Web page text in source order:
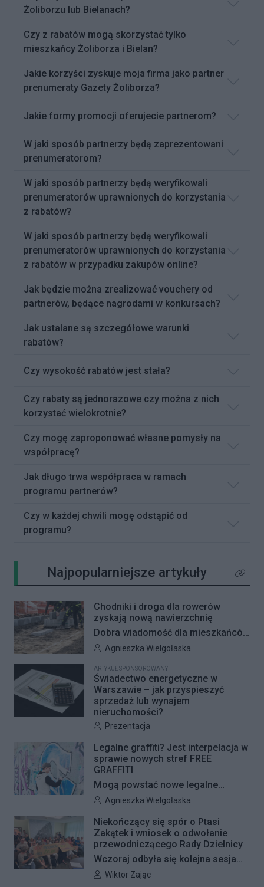
Żoliborzu lub Bielanach?
Czy z rabatów mogą skorzystać tylko
mieszkańcy Żoliborza i Bielan?
Jakie korzyści zyskuje moja firma jako partner
prenumeraty Gazety Żoliborza?
Jakie formy promocji oferujecie partnerom?
W jaki sposób partnerzy będą zaprezentowani
prenumeratorom?
W jaki sposób partnerzy będą weryfikowali
prenumeratorów uprawnionych do korzystania
z rabatów?
W jaki sposób partnerzy będą weryfikowali
prenumeratorów uprawnionych do korzystania
z rabatów w przypadku zakupów online?
Jak będzie można zrealizować vouchery od
partnerów, będące nagrodami w konkursach?
Jak ustalane są szczegółowe warunki
rabatów?
Czy wysokość rabatów jest stała?
Czy rabaty są jednorazowe czy można z nich
korzystać wielokrotnie?
Czy mogę zaproponować własne pomysły na
współpracę?
Jak długo trwa współpraca w ramach
programu partnerów?
Czy w każdej chwili mogę odstąpić od
programu?
Najpopularniejsze artykuły Kliknij
Chodniki i droga dla rowerów
zyskają nową nawierzchnię
Dobra wiadomość dla mieszkańców
Woli i Żoliborza. Zarząd Dróg
remonty infrastruktury dla pieszych
i rowerzystów. Oferty w
przetargach zostały już otwarte, a
jeśli wszystko przebiegnie zgodnie
z planem, nowe nawierzchnie
pojawią się jeszcze w tym roku.
Autor artykułu:
Agnieszka Wielgołaska
ARTYKUŁ SPONSOROWANY
Świadectwo energetyczne w
Warszawie – jak przyspieszyć
sprzedaż lub wynajem
nieruchomości?
Autor artykułu:
Prezentacja
Legalne graffiti? Jest interpelacja w
sprawie nowych stref FREE
GRAFFITI
Mogą powstać nowe legalne
miejsca do wykonywania graffiti.
interpelację, w której proponuje
wyznaczenie kolejnych stref FREE
GRAFFITI we współpracy z
Zarządem Dróg Miejskich.
Autor artykułu:
Agnieszka Wielgołaska
Niekończący się spór o Ptasi
Zakątek i wniosek o odwołanie
przewodniczącego Rady Dzielnicy
Wczoraj odbyła się kolejna sesja
poświęcona procedowaniu
Autor artykułu:
Wiktor Zając